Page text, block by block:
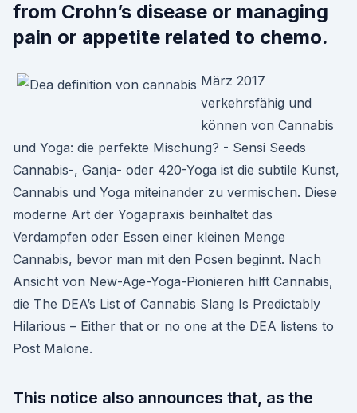
from Crohn’s disease or managing
pain or appetite related to chemo.
März 2017
verkehrsfähig und
können von Cannabis
und Yoga: die perfekte Mischung? - Sensi Seeds
Cannabis-, Ganja- oder 420-Yoga ist die subtile Kunst,
Cannabis und Yoga miteinander zu vermischen. Diese
moderne Art der Yogapraxis beinhaltet das
Verdampfen oder Essen einer kleinen Menge
Cannabis, bevor man mit den Posen beginnt. Nach
Ansicht von New-Age-Yoga-Pionieren hilft Cannabis,
die The DEA’s List of Cannabis Slang Is Predictably
Hilarious – Either that or no one at the DEA listens to
Post Malone.
This notice also announces that, as the